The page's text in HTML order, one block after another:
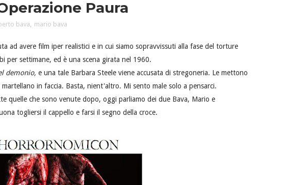
Paura
bava, mario bava
ad avere film iper realistici e in cui siamo sopravvissuti alla fase del torture
per settimane, ed è una scena girata nel 1960.
demonio, e una tale Barbara Steele viene accusata di stregoneria. Le mettono
in faccia. Basta, nient'altro. Mi sento male solo a pensarci.
quelle che sono venute dopo, oggi parliamo dei due Bava, Mario e
togliersi il cappello e farsi il segno della croce.